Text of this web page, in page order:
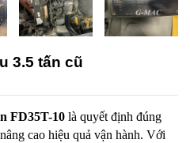
3.5 tấn cũ
FD35T-10 là quyết định đúng
cao hiệu quả vận hành. Với